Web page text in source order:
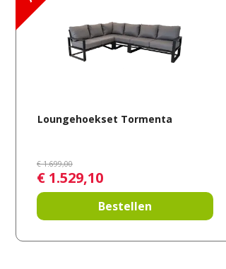
Loungehoekset Tormenta
€ 1.699,00
€ 1.529,10
Bestellen